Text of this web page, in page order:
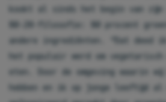
kookt al sinds het begin van
80-20-filosofie: 80 procent
andere ingrediënten. “Dat deed
het populair werd om
eten. Door de omgeving waarin
hebben en ik op jonge leeftijd